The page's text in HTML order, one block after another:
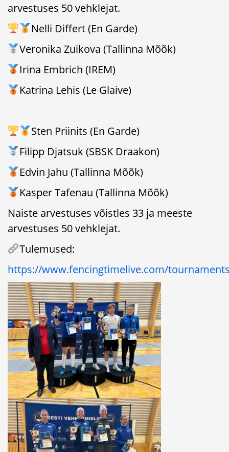
arvestuses 50 vehklejat.
Nelli Differt (En Garde)
Veronika Zuikova (Tallinna Mõõk)
Irina Embrich (IREM)
Katrina Lehis (Le Glaive)
Sten Priinits (En Garde)
Filipp Djatsuk (SBSK Draakon)
Edvin Jahu (Tallinna Mõõk)
Kasper Tafenau (Tallinna Mõõk)
Naiste arvestuses võistles 33 ja meeste
arvestuses 50 vehklejat.
Tulemused:
https://www.fencingtimelive.com/